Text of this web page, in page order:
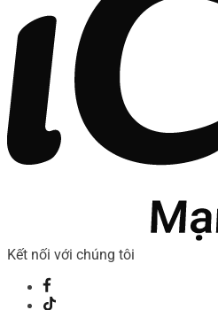
Kết nối với chúng tôi